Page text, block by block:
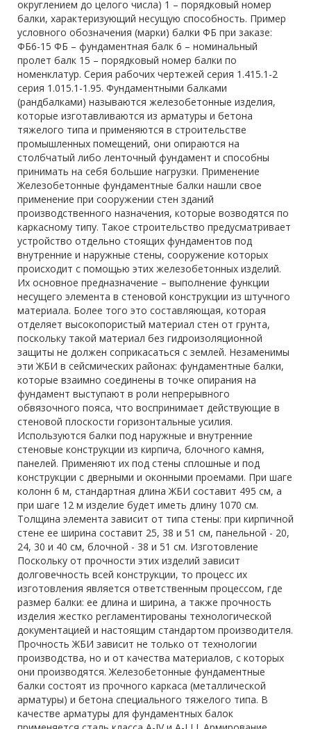
округлением до целого числа) 1 – порядковый номер
балки, характеризующий несущую способность. Пример
условного обозначения (марки) балки ФБ при заказе:
ФБ6-15 ФБ – фундаментная балк 6 – номинальный
пролет балк 15 – порядковый номер балки по
номенклатур. Серия рабочих чертежей серия 1.415.1-2
серия 1.015.1-1.95. Фундаментными балками
(рандбалками) называются железобетонные изделия,
которые изготавливаются из арматуры и бетона
тяжелого типа и применяются в строительстве
промышленных помещений, они опираются на
столбчатый либо ленточный фундамент и способны
принимать на себя большие нагрузки. Применение
Железобетонные фундаментные балки нашли свое
применение при сооружении стен зданий
производственного назначения, которые возводятся по
каркасному типу. Такое строительство предусматривает
устройство отдельно стоящих фундаментов под
внутренние и наружные стены, сооружение которых
происходит с помощью этих железобетонных изделий.
Их основное предназначение – выполнение функции
несущего элемента в стеновой конструкции из штучного
материала. Более того это составляющая, которая
отделяет высокопористый материал стен от грунта,
поскольку такой материал без гидроизоляционной
защиты не должен соприкасаться с землей. Незаменимы
эти ЖБИ в сейсмических районах: фундаментные балки,
которые взаимно соединены в точке опирания на
фундамент выступают в роли непрерывного
обвязочного пояса, что воспринимает действующие в
стеновой плоскости горизонтальные усилия.
Используются балки под наружные и внутренние
стеновые конструкции из кирпича, блочного камня,
панелей. Применяют их под стены сплошные и под
конструкции с дверными и оконными проемами. При шаге
колонн 6 м, стандартная длина ЖБИ составит 495 см, а
при шаге 12 м изделие будет иметь длину 1070 см.
Толщина элемента зависит от типа стены: при кирпичной
стене ее ширина составит 25, 38 и 51 см, панельной - 20,
24, 30 и 40 см, блочной - 38 и 51 см. Изготовление
Поскольку от прочности этих изделий зависит
долговечность всей конструкции, то процесс их
изготовления является ответственным процессом, где
размер балки: ее длина и ширина, а также прочность
изделия жестко регламентированы технологической
документацией и настоящим стандартом производителя.
Прочность ЖБИ зависит не только от технологии
производства, но и от качества материалов, с которых
они производятся. Железобетонные фундаментные
балки состоят из прочного каркаса (металлической
арматуры) и бетона специального тяжелого типа. В
качестве арматуры для фундаментных балок